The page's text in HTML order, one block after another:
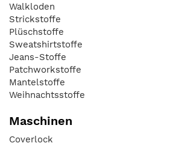
Walkloden
Strickstoffe
Plüschstoffe
Sweatshirtstoffe
Jeans-Stoffe
Patchworkstoffe
Mantelstoffe
Weihnachtsstoffe
Maschinen
Coverlock